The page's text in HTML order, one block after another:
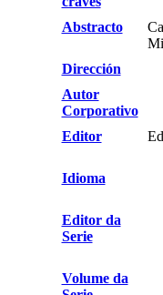
Abstracto
Dirección
Autor
Corporativo
Editor
Idioma
Editor da
Serie
Volume da